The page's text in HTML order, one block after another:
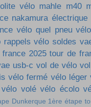
vélo mahle m40
nakamura électrique
vélo quel pneu vélo
rappels vélo soldes
2025 tour de
usb-c vol de vélo
vélo fermé vélo léger
vélo volé vélo écolo
Dunkerque 1ère étape